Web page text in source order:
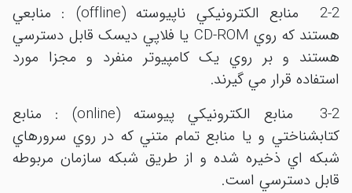
2-2 منابع الکترونيکي ناپيوسته (offline) : منابعي
هستند که روي CD-ROM يا فلاپي ديسک قابل دسترسي
هستند و بر روي يک کامپيوتر منفرد و مجزا مورد
استفاده قرار مي گيرند.
3-2 منابع الکترونيکي پيوسته (online) : منابع
کتابشناختي و يا منابع تمام متني که در روي سرورهاي
شبکه اي ذخيره شده و از طريق شبکه سازمان مربوطه
قابل دسترسي است.